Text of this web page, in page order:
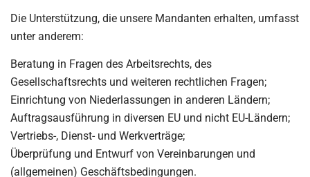
Die Unterstützung, die unsere Mandanten erhalten, umfasst
unter anderem:
Beratung in Fragen des Arbeitsrechts, des
Gesellschaftsrechts und weiteren rechtlichen Fragen;
Einrichtung von Niederlassungen in anderen Ländern;
Auftragsausführung in diversen EU und nicht EU-Ländern;
Vertriebs-, Dienst- und Werkverträge;
Überprüfung und Entwurf von Vereinbarungen und
(allgemeinen) Geschäftsbedingungen.